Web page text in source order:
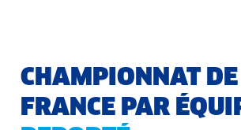
CHAMPIONNAT DE
FRANCE PAR